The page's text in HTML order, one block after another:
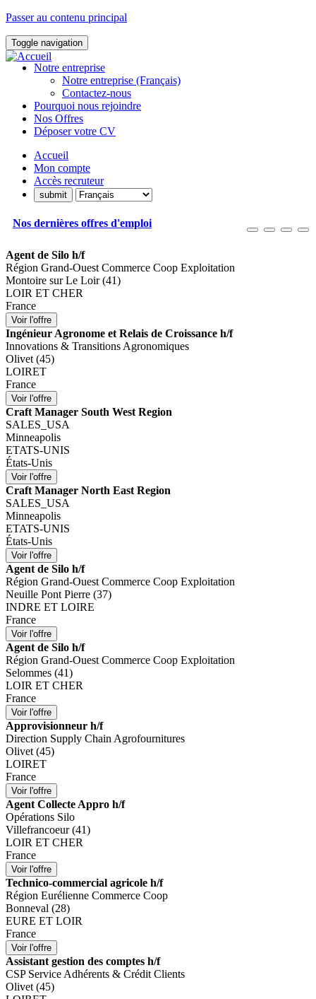
Passer au contenu principal
Toggle navigation
Notre entreprise
Notre entreprise (Français)
Contactez-nous
Pourquoi nous rejoindre
Nos Offres
Déposer votre CV
Accueil
Mon compte
Accès recruteur
Nos dernières offres d'emploi
Agent de Silo h/f
Région Grand-Ouest Commerce Coop Exploitation
Montoire sur Le Loir (41)
LOIR ET CHER
France
Ingénieur Agronome et Relais de Croissance h/f
Innovations & Transitions Agronomiques
Olivet (45)
LOIRET
France
Craft Manager South West Region
SALES_USA
Minneapolis
ETATS-UNIS
États-Unis
Craft Manager North East Region
SALES_USA
Minneapolis
ETATS-UNIS
États-Unis
Agent de Silo h/f
Région Grand-Ouest Commerce Coop Exploitation
Neuille Pont Pierre (37)
INDRE ET LOIRE
France
Agent de Silo h/f
Région Grand-Ouest Commerce Coop Exploitation
Selommes (41)
LOIR ET CHER
France
Approvisionneur h/f
Direction Supply Chain Agrofournitures
Olivet (45)
LOIRET
France
Agent Collecte Appro h/f
Opérations Silo
Villefrancoeur (41)
LOIR ET CHER
France
Technico-commercial agricole h/f
Région Eurélienne Commerce Coop
Bonneval (28)
EURE ET LOIR
France
Assistant gestion des comptes h/f
CSP Service Adhérents & Crédit Clients
Olivet (45)